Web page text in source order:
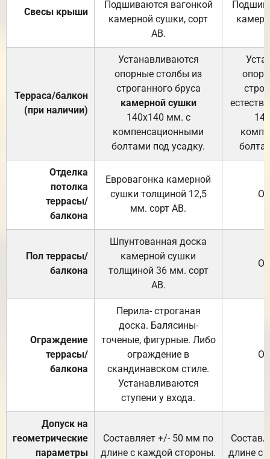
Свесы крыши
Подшиваются вагонкой
камерной сушки, сорт
АВ.
Терраса/балкон
(при наличии)
Устанавливаются
опорные столбы из
строганного бруса
камерной сушки
140х140 мм. с
компенсационными
болтами под усадку.
Отделка
потолка
террасы/
балкона
Евровагонка камерной
сушки толщиной 12,5
мм. сорт АВ.
Пол террасы/
балкона
Шпунтованная доска
камерной сушки
толщиной 36 мм. сорт
АВ.
Ограждение
террасы/
балкона
Перила- строганая
доска. Балясины-
точеные, фигурные. Либо
ограждение в
скандинавском стиле.
Устанавливаются
ступени у входа.
Допуск на
геометрические
параметры
Составляет +/- 50 мм по
длине с каждой стороны.
длине с